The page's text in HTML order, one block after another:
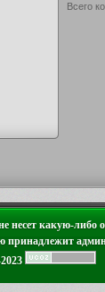
Всего
несет какую-либо
принадлежит